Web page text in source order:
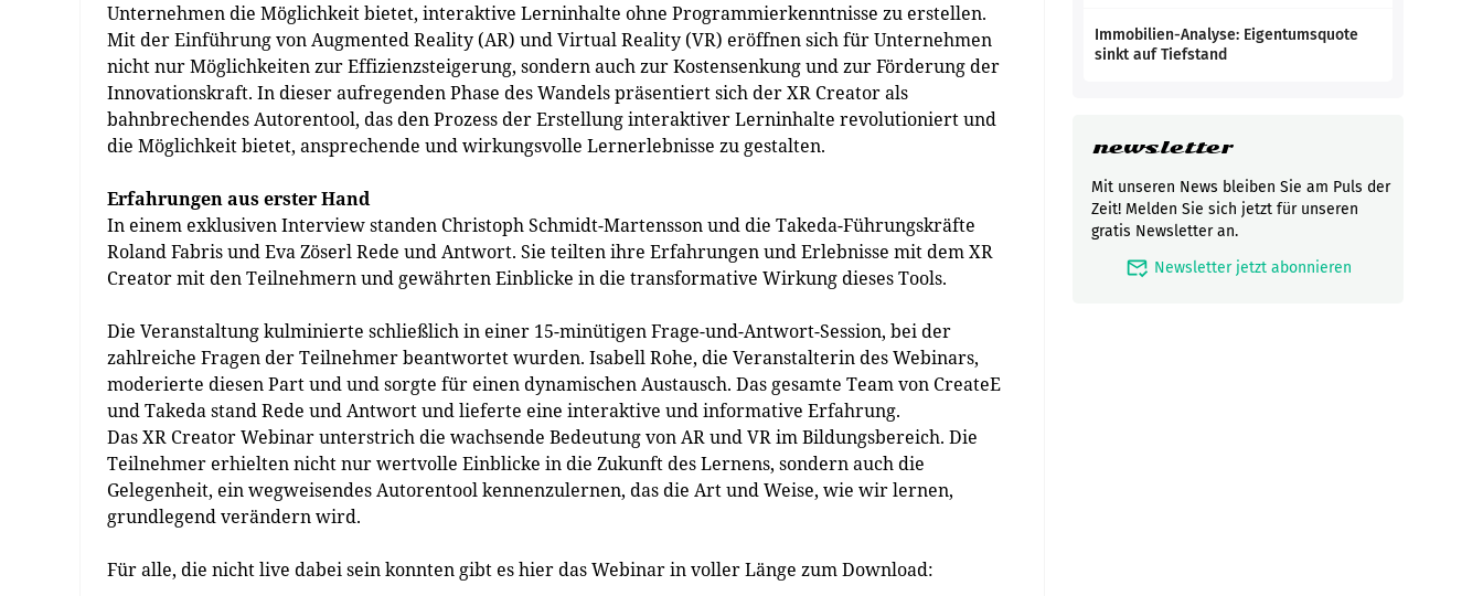
Unternehmen die Möglichkeit bietet, interaktive Lerninhalte ohne Programmierkenntnisse zu erstellen.
Mit der Einführung von Augmented Reality (AR) und Virtual Reality (VR) eröffnen sich für Unternehmen
nicht nur Möglichkeiten zur Effizienzsteigerung, sondern auch zur Kostensenkung und zur Förderung der
Innovationskraft. In dieser aufregenden Phase des Wandels präsentiert sich der XR Creator als
bahnbrechendes Autorentool, das den Prozess der Erstellung interaktiver Lerninhalte revolutioniert und
die Möglichkeit bietet, ansprechende und wirkungsvolle Lernerlebnisse zu gestalten.
Erfahrungen aus erster Hand
In einem exklusiven Interview standen Christoph Schmidt-Martensson und die Takeda-Führungskräfte
Roland Fabris und Eva Zöserl Rede und Antwort. Sie teilten ihre Erfahrungen und Erlebnisse mit dem XR
Creator mit den Teilnehmern und gewährten Einblicke in die transformative Wirkung dieses Tools.
Die Veranstaltung kulminierte schließlich in einer 15-minütigen Frage-und-Antwort-Session, bei der
zahlreiche Fragen der Teilnehmer beantwortet wurden. Isabell Rohe, die Veranstalterin des Webinars,
moderierte diesen Part und und sorgte für einen dynamischen Austausch. Das gesamte Team von CreateE
und Takeda stand Rede und Antwort und lieferte eine interaktive und informative Erfahrung.
Das XR Creator Webinar unterstrich die wachsende Bedeutung von AR und VR im Bildungsbereich. Die
Teilnehmer erhielten nicht nur wertvolle Einblicke in die Zukunft des Lernens, sondern auch die
Gelegenheit, ein wegweisendes Autorentool kennenzulernen, das die Art und Weise, wie wir lernen,
grundlegend verändern wird.
Für alle, die nicht live dabei sein konnten gibt es hier das Webinar in voller Länge zum Download:
Immobilien-Analyse: Eigentumsquote
sinkt auf Tiefstand
newsletter
Mit unseren News bleiben Sie am Puls der
Zeit! Melden Sie sich jetzt für unseren
gratis Newsletter an.
mark_email_read Newsletter jetzt abonnieren